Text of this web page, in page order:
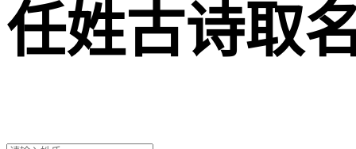
任姓古诗取